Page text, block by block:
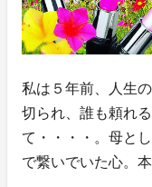
私は５年前、人生
切られ、誰も頼れ
て・・・・。母と
で繋いでいた心。